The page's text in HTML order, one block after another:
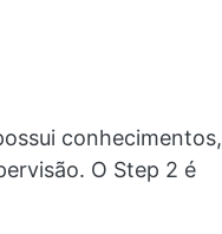
conhecimentos,
O Step 2 é